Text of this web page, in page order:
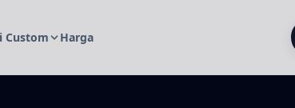
Custom Harga